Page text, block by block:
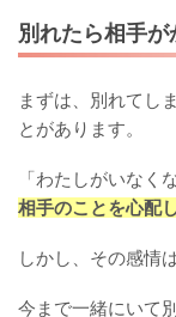
別れたら相手
まずは、別れてし
とがあります。
「わたしがいなく
相手のことを心配
しかし、その感情
今まで一緒にいて